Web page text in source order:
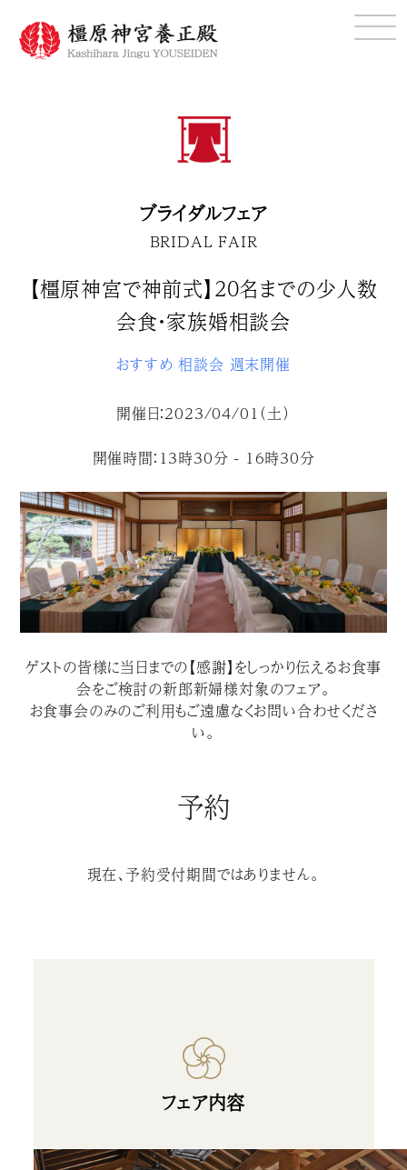
ブライダルフェア
BRIDAL FAIR
【橿原神宮で神前式】20名までの少人数
会食・家族婚相談会
おすすめ 相談会 週末開催
開催日：2023/04/01（土）
開催時間：13時30分 - 16時30分
ゲストの皆様に当日までの【感謝】をしっかり伝えるお食事
会をご検討の新郎新婦様対象のフェア。
お食事会のみのご利用もご遠慮なくお問い合わせくださ
い。
予約
現在、予約受付期間ではありません。
フェア内容